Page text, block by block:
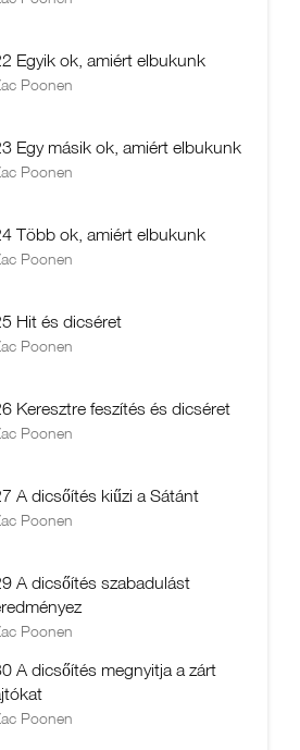
Egyik ok, amiért elbukunk
Poonen
Egy másik ok, amiért elbukunk
Poonen
Több ok, amiért elbukunk
Poonen
Hit és dicséret
Poonen
Keresztre feszítés és dicséret
Poonen
A dicsőítés kiűzi a Sátánt
Poonen
A dicsőítés szabadulást
Poonen
A dicsőítés megnyitja a zárt
Poonen